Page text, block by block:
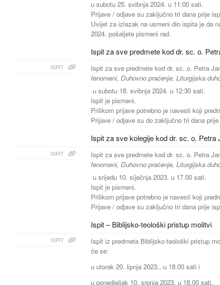
u subotu 25. svibnja 2024. u 11:00 sati.
Prijave / odjave su zaključno tri dana prije
Uvijet za izlazak na usmeni dio ispita je da
2024. pošaljete pismeni rad.
Ispit za sve predmete kod dr. sc. o.
ISPIT
Ispit za sve predmete kod dr. sc. o. Petra
fenomeni, Duhovno praćenje, Liturgijska
u subotu 18. svibnja 2024. u 12:30 sati.
Ispit je pismeni.
Prilikom prijave potrebno je navesti koji
Prijave / odjave su do zaključno tri dana
Ispit za sve kolegije kod dr. sc. o. Petra
ISPIT
Ispit za sve predmete kod dr. sc. o. Petra
fenomeni, Duhovno praćenje, Liturgijska
u srijedu 10. siječnja 2023. u 17.00 sati.
Ispit je pismeni.
Prilikom prijave potrebno je navesti koji
Prijave / odjave su zaključno tri dana prije
Ispit – Biblijsko-teološki pristup molitvi
ISPIT
Ispit iz predmeta Biblijsko-teološki pristup
će se:
u utorak 20. lipnja 2023., u 18.00 sati i
u ponedjeljak 10. srpnja 2023. u 18.00 sati.